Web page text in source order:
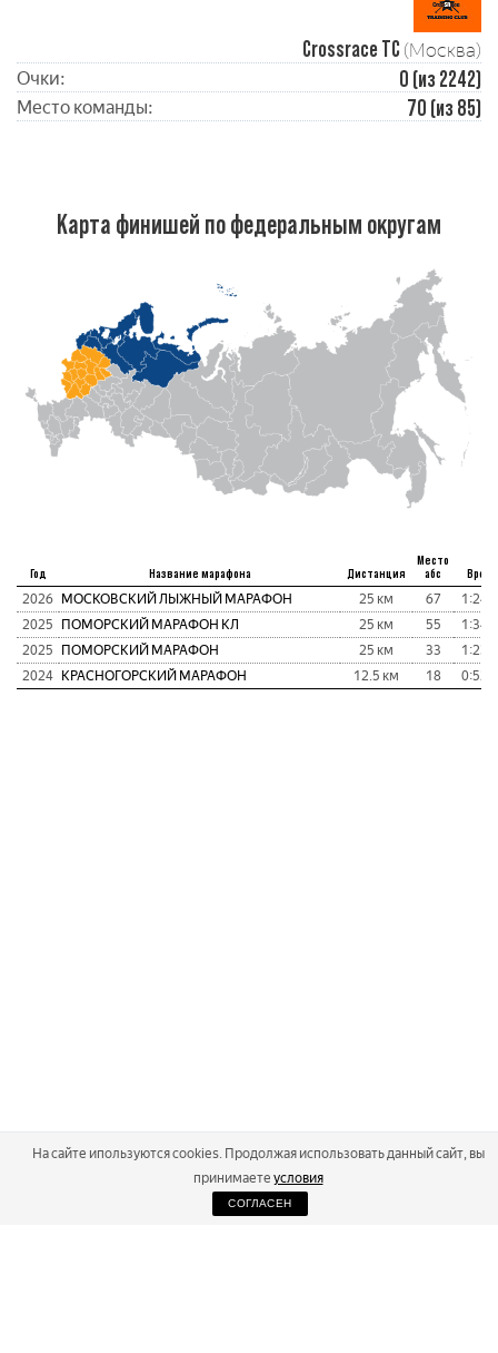
Crossrace TC (Москва)
Очки: 0 (из 2242)
Место команды: 70 (из 85)
Карта финишей по федеральным округам
Год Название марафона Дистанция
Место
абс
2026 МОСКОВСКИЙ ЛЫЖНЫЙ МАРАФОН 25 км 67
2025
ПОМОРСКИЙ МАРАФОН КЛ 25 км 55
2025
ПОМОРСКИЙ МАРАФОН 25 км 33
2024 КРАСНОГОРСКИЙ МАРАФОН 12.5 км 18
На сайте ипользуются cookies. Продолжая использовать данный сайт, вы
принимаете условия
СОГЛАСЕН